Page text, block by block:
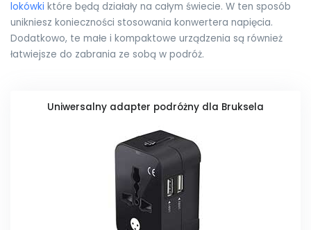
lokówki które będą działały na całym świecie. W ten sposób
unikniesz konieczności stosowania konwertera napięcia.
Dodatkowo, te małe i kompaktowe urządzenia są również
łatwiejsze do zabrania ze sobą w podróż.
Uniwersalny adapter podróżny dla Bruksela